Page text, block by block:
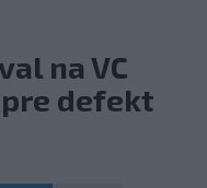
na VC
defekt